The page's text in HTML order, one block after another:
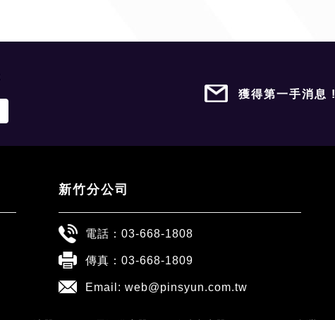
獲得第一手消息 !
新竹分公司
電話：03-668-1808
傳真：03-668-1809
Email:web@pinsyun.com.tw